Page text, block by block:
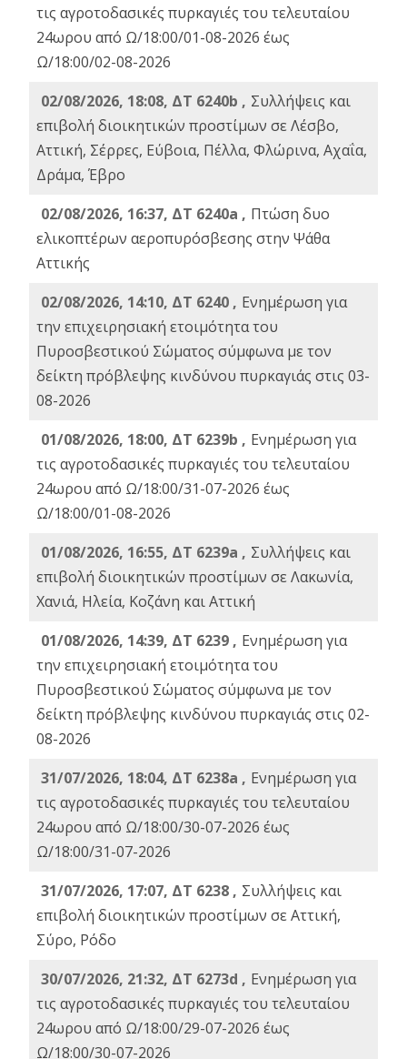
τις αγροτοδασικές πυρκαγιές του τελευταίου
24ωρου από Ω/18:00/01-08-2026 έως
Ω/18:00/02-08-2026
02/08/2026, 18:08, ΔΤ 6240b , Συλλήψεις και
επιβολή διοικητικών προστίμων σε Λέσβο,
Αττική, Σέρρες, Εύβοια, Πέλλα, Φλώρινα, Αχαΐα,
Δράμα, Έβρο
02/08/2026, 16:37, ΔΤ 6240a , Πτώση δυο
ελικοπτέρων αεροπυρόσβεσης στην Ψάθα
Αττικής
02/08/2026, 14:10, ΔΤ 6240 , Ενημέρωση για
την επιχειρησιακή ετοιμότητα του
Πυροσβεστικού Σώματος σύμφωνα με τον
δείκτη πρόβλεψης κινδύνου πυρκαγιάς στις 03-
08-2026
01/08/2026, 18:00, ΔΤ 6239b , Ενημέρωση για
τις αγροτοδασικές πυρκαγιές του τελευταίου
24ωρου από Ω/18:00/31-07-2026 έως
Ω/18:00/01-08-2026
01/08/2026, 16:55, ΔΤ 6239a , Συλλήψεις και
επιβολή διοικητικών προστίμων σε Λακωνία,
Χανιά, Ηλεία, Κοζάνη και Αττική
01/08/2026, 14:39, ΔΤ 6239 , Ενημέρωση για
την επιχειρησιακή ετοιμότητα του
Πυροσβεστικού Σώματος σύμφωνα με τον
δείκτη πρόβλεψης κινδύνου πυρκαγιάς στις 02-
08-2026
31/07/2026, 18:04, ΔΤ 6238a , Ενημέρωση για
τις αγροτοδασικές πυρκαγιές του τελευταίου
24ωρου από Ω/18:00/30-07-2026 έως
Ω/18:00/31-07-2026
31/07/2026, 17:07, ΔΤ 6238 , Συλλήψεις και
επιβολή διοικητικών προστίμων σε Αττική,
Σύρο, Ρόδο
30/07/2026, 21:32, ΔΤ 6273d , Ενημέρωση για
τις αγροτοδασικές πυρκαγιές του τελευταίου
24ωρου από Ω/18:00/29-07-2026 έως
Ω/18:00/30-07-2026